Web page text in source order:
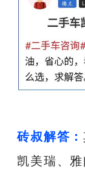
砖叔解答：
凯美瑞、